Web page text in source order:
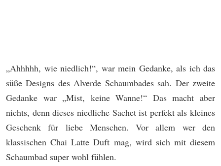
„Ahhhhh, wie niedlich!“, war mein Gedanke, als ich das
süße Designs des Alverde Schaumbades sah. Der zweite
Gedanke war „Mist, keine Wanne!“ Das macht aber
nichts, denn dieses niedliche Sachet ist perfekt als kleines
Geschenk für liebe Menschen. Vor allem wer den
klassischen Chai Latte Duft mag, wird sich mit diesem
Schaumbad super wohl fühlen.